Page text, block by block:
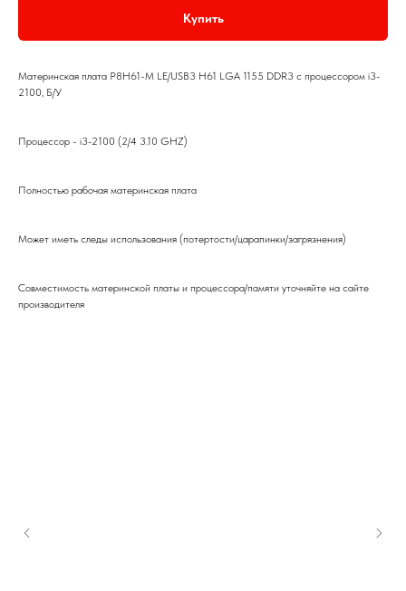
Купить
Материнская плата P8H61-M LE/USB3 H61 LGA 1155 DDR3 с процессором i3-
2100, Б/У
Процессор - i3-2100 (2/4 3.10 GHZ)
Полностью рабочая материнская плата
Может иметь следы использования (потертости/царапинки/загрязнения)
Совместимость материнской платы и процессора/памяти уточняйте на сайте
производителя